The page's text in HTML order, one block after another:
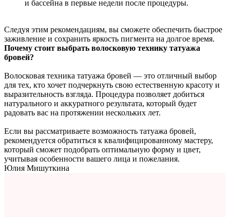
и бассейна в первые недели после процедуры.
Следуя этим рекомендациям, вы сможете обеспечить быстрое
заживление и сохранить яркость пигмента на долгое время.
Почему стоит выбрать волосковую технику татуажа
бровей?
Волосковая техника татуажа бровей — это отличный выбор
для тех, кто хочет подчеркнуть свою естественную красоту и
выразительность взгляда. Процедура позволяет добиться
натурального и аккуратного результата, который будет
радовать вас на протяжении нескольких лет.
Если вы рассматриваете возможность татуажа бровей,
рекомендуется обратиться к квалифицированному мастеру,
который сможет подобрать оптимальную форму и цвет,
учитывая особенности вашего лица и пожелания.
Юлия Мишуткина